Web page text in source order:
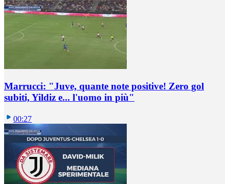
Marrucci: "Juve, quante note positive! Zero gol
subiti, Yildiz e... l'uomo in più"
00:27